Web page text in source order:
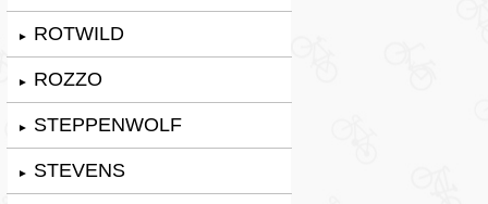
► ROTWILD
► ROZZO
► STEPPENWOLF
► STEVENS